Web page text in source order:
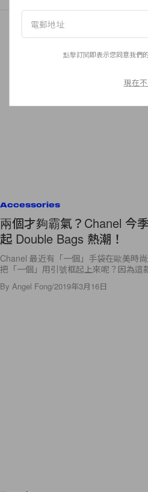
Accessories
兩個才夠霸氣？Chanel 今
起 Double Bags 熱潮！
Chanel 最近有「一個」手袋在歐美時
把「一個」用引號框起上來呢？因為這
By Angel Fong/2019年3月16日
點擊訂閱即表示您同意我們
現在